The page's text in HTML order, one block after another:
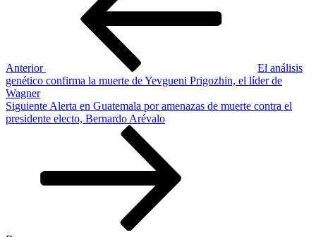
Anterior
El análisis
genético confirma la muerte de Yevgueni Prigozhin, el líder de
Wagner
Siguiente
entrada
Siguiente Alerta en Guatemala por amenazas de muerte contra el
presidente electo, Bernardo Arévalo